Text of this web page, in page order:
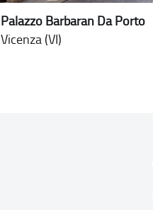
Palazzo Barbaran Da Porto
Vicenza (VI)